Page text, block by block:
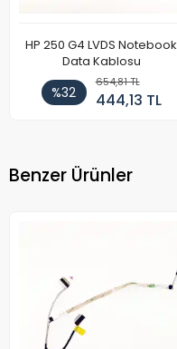
HP 250 G4 LVDS Notebook
Data Kablosu
%32
654,81 TL
444,13 TL
Benzer Ürünler